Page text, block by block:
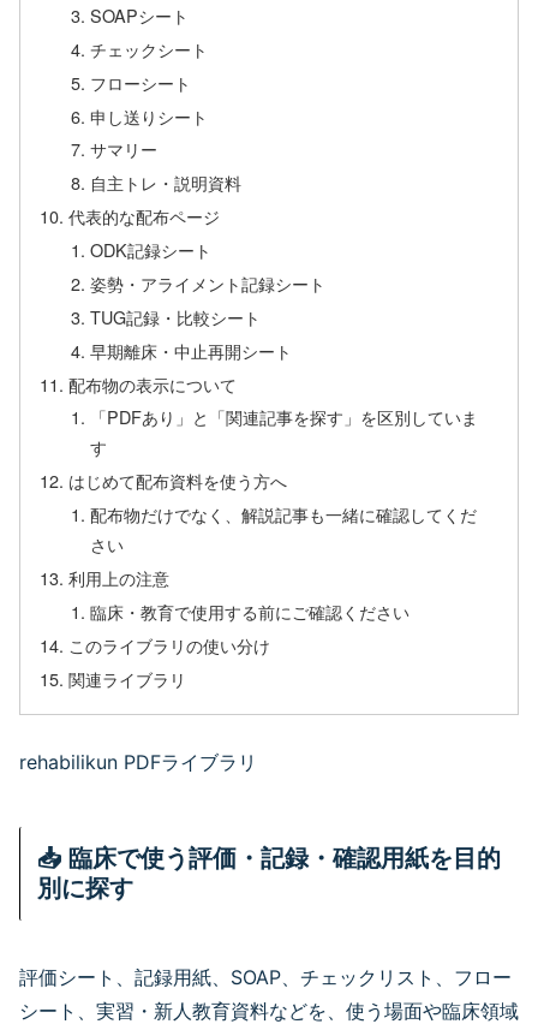
SOAPシート
チェックシート
フローシート
申し送りシート
サマリー
自主トレ・説明資料
代表的な配布ページ
ODK記録シート
姿勢・アライメント記録シート
TUG記録・比較シート
早期離床・中止再開シート
配布物の表示について
「PDFあり」と「関連記事を探す」を区別していま
す
はじめて配布資料を使う方へ
配布物だけでなく、解説記事も一緒に確認してくだ
さい
利用上の注意
臨床・教育で使用する前にご確認ください
このライブラリの使い分け
関連ライブラリ
PDFライブラリ
rehabilikun PDFライブラリ
📥 臨床で使う評価・記録・確認用紙を目的
別に探す
評価シート、記録用紙、SOAP、チェックリスト、フロー
シート、実習・新人教育資料などを、使う場面や臨床領域